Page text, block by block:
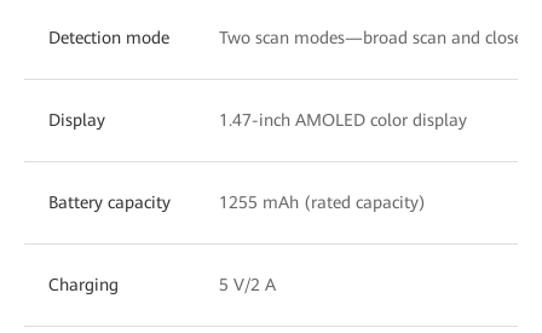
Detection mode Two scan modes—broad scan and close-
Display 1.47-inch AMOLED color display
Battery capacity 1255 mAh (rated capacity)
Charging 5 V/2 A